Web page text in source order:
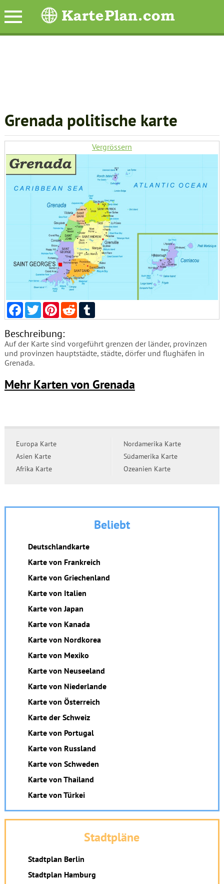
Grenada politische karte
Vergrössern
Facebook
TwitterPinterest
RedditTumblr
Beschreibung:
Auf der Karte sind vorgeführt grenzen der länder, provinzen
und provinzen hauptstädte, städte, dörfer und flughäfen in
Grenada.
Mehr Karten von Grenada
Europa Karte
Asien Karte
Afrika Karte
Nordamerika Karte
Südamerika Karte
Ozeanien Karte
Beliebt
Deutschlandkarte
Karte von Frankreich
Karte von Griechenland
Karte von Italien
Karte von Japan
Karte von Kanada
Karte von Nordkorea
Karte von Mexiko
Karte von Neuseeland
Karte von Niederlande
Karte von Österreich
Karte der Schweiz
Karte von Portugal
Karte von Russland
Karte von Schweden
Karte von Thailand
Karte von Türkei
Stadtpläne
Stadtplan Berlin
Stadtplan Hamburg